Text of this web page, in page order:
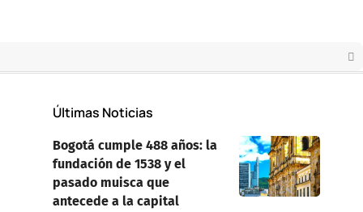
Últimas Noticias
Bogotá cumple 488 años: la
fundación de 1538 y el
pasado muisca que
antecede a la capital